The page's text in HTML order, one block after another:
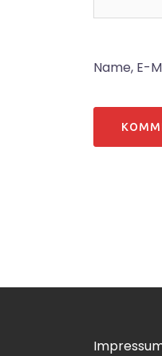
Name, E-